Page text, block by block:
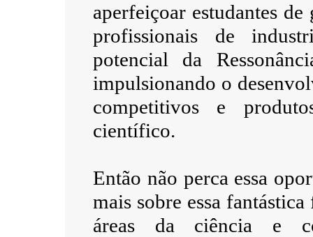
aperfeiçoar estudantes
profissionais de
potencial da
impulsionando o
competitivos e
científico.
Então não perca essa
mais sobre essa
áreas da ciência e